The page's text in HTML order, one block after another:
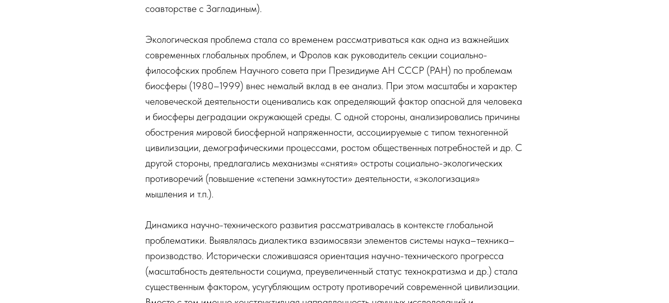
соавторстве с Загладиным).
Экологическая проблема стала со временем рассматриваться как одна из важнейших
современных глобальных проблем, и Фролов как руководитель секции социально-
философских проблем Научного совета при Президиуме АН СССР (РАН) по проблемам
биосферы (1980–1999) внес немалый вклад в ее анализ. При этом масштабы и характер
человеческой деятельности оценивались как определяющий фактор опасной для человека
и биосферы деградации окружающей среды. С одной стороны, анализировались причины
обострения мировой биосферной напряженности, ассоциируемые с типом техногенной
цивилизации, демографическими процессами, ростом общественных потребностей и др. С
другой стороны, предлагались механизмы «снятия» остроты социально-экологических
противоречий (повышение «степени замкнутости» деятельности, «экологизация»
мышления и т.п.).
Динамика научно-технического развития рассматривалась в контексте глобальной
проблематики. Выявлялась диалектика взаимосвязи элементов системы наука–техника–
производство. Исторически сложившаяся ориентация научно-технического прогресса
(масштабность деятельности социума, преувеличенный статус технократизма и др.) стала
существенным фактором, усугубляющим остроту противоречий современной цивилизации.